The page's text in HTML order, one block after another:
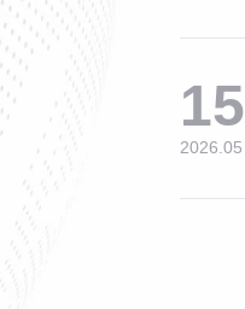
15
2026.05